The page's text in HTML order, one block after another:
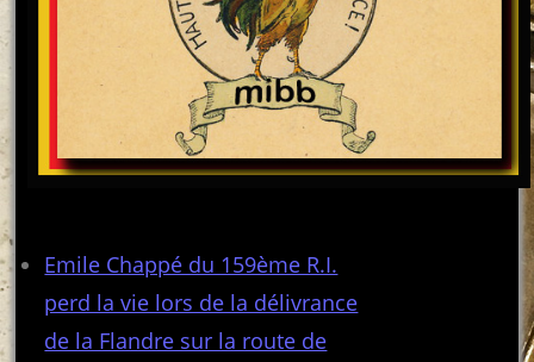
Emile Chappé du 159ème R.I.
perd la vie lors de la délivrance
de la Flandre sur la route de